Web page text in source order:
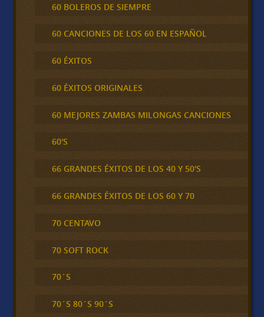
60 BOLEROS DE SIEMPRE
60 CANCIONES DE LOS 60 EN ESPAÑOL
60 ÉXITOS
60 ÉXITOS ORIGINALES
60 MEJORES ZAMBAS MILONGAS CANCIONES
60'S
66 GRANDES ÉXITOS DE LOS 40 Y 50'S
66 GRANDES ÉXITOS DE LOS 60 Y 70
70 CENTAVO
70 SOFT ROCK
70´S
70´S 80´S 90´S